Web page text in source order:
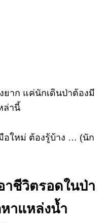
ยาก แค่นักเดินป่าต้องมี
ล่านี้
อใหม่ ต้องรู้บ้าง … (นัก
าชีวิตรอดในป่า
าแหล่งน้ำ